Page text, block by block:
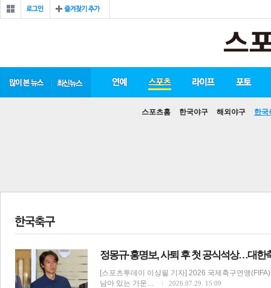
스포츠홈 한국야구 해외야구 한국
정몽규·홍명보, 사퇴 후 첫 공식석상…대한
[스포츠투데이 이상필 기자] 2026 국제축구연맹
남아 있는 가운…
2026.07.29. 15:09